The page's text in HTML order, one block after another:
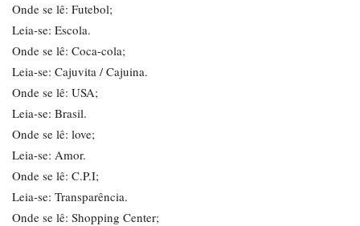
Onde se lê: Futebol;
Leia-se: Escola.
Onde se lê: Coca-cola;
Leia-se: Cajuvita / Cajuina.
Onde se lê: USA;
Leia-se: Brasil.
Onde se lê: love;
Leia-se: Amor.
Onde se lê: C.P.I;
Leia-se: Transparência.
Onde se lê: Shopping Center;